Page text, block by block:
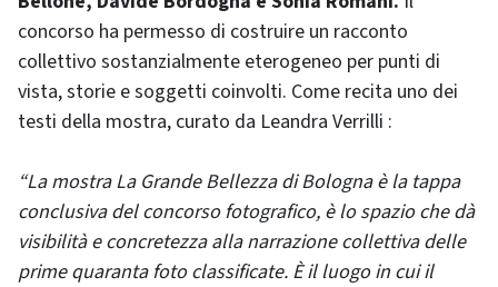
concorso ha permesso di costruire un racconto
collettivo sostanzialmente eterogeneo per punti di
vista, storie e soggetti coinvolti. Come recita uno dei
testi della mostra, curato da Leandra Verrilli :
“La mostra La Grande Bellezza di Bologna è la tappa
conclusiva del concorso fotografico, è lo spazio che dà
visibilità e concretezza alla narrazione collettiva delle
prime quaranta foto classificate. È il luogo in cui il